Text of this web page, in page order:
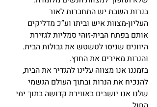
בנרות השבת יש התחברות לאור
העליון-מצוות איש וביתו וע”כ מדליקים
אותם בפתח הבית-זוהי סמליות לגזירת
היוונים שניסו לטשטש את גבולות הבית.
והנרות מאירים את החוץ.
בזמננו אנו מצווה עלינו להגדיר את הבית,
להנכיח את הנרות ובתוך העולם הגשמי
שלנו אנו יושבים באווירת קדושה בתוך ימי